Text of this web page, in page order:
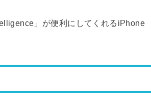
」が便利にしてくれるiPhone